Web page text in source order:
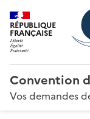
RÉPUBLIQUE
FRANÇAISE
Convention
Vos demandes